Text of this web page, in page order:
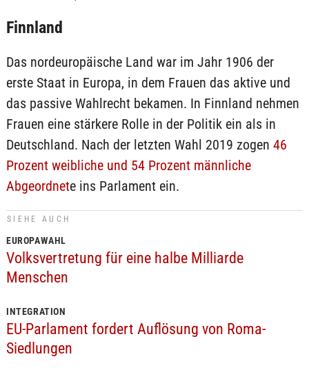
Finnland
Das nordeuropäische Land war im Jahr 1906 der
erste Staat in Europa, in dem Frauen das aktive und
das passive Wahlrecht bekamen. In Finnland nehmen
Frauen eine stärkere Rolle in der Politik ein als in
Deutschland. Nach der letzten Wahl 2019 zogen 46
Prozent weibliche und 54 Prozent männliche
Abgeordnete ins Parlament ein.
SIEHE AUCH
EUROPAWAHL
Volksvertretung für eine halbe Milliarde
Menschen
INTEGRATION
EU-Parlament fordert Auflösung von Roma-
Siedlungen